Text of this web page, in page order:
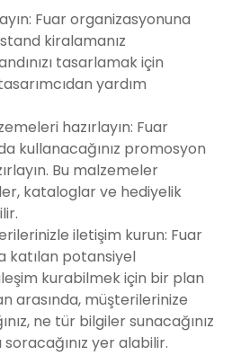
Fuar organizasyonuna
kiralamanız
tasarlamak için
yardım
hazırlayın: Fuar
kullanacağınız promosyon
Bu malzemeler
kataloglar ve hediyelik
iletişim kurun: Fuar
katılan potansiyel
kurabilmek için bir plan
arasında, müşterilerinize
ne tür bilgiler sunacağınız
yer alabilir.